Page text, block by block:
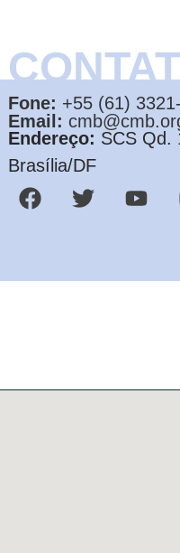
Fone: +55 (61)
Email:
Endereço: SCS Qd.
Brasília/DF